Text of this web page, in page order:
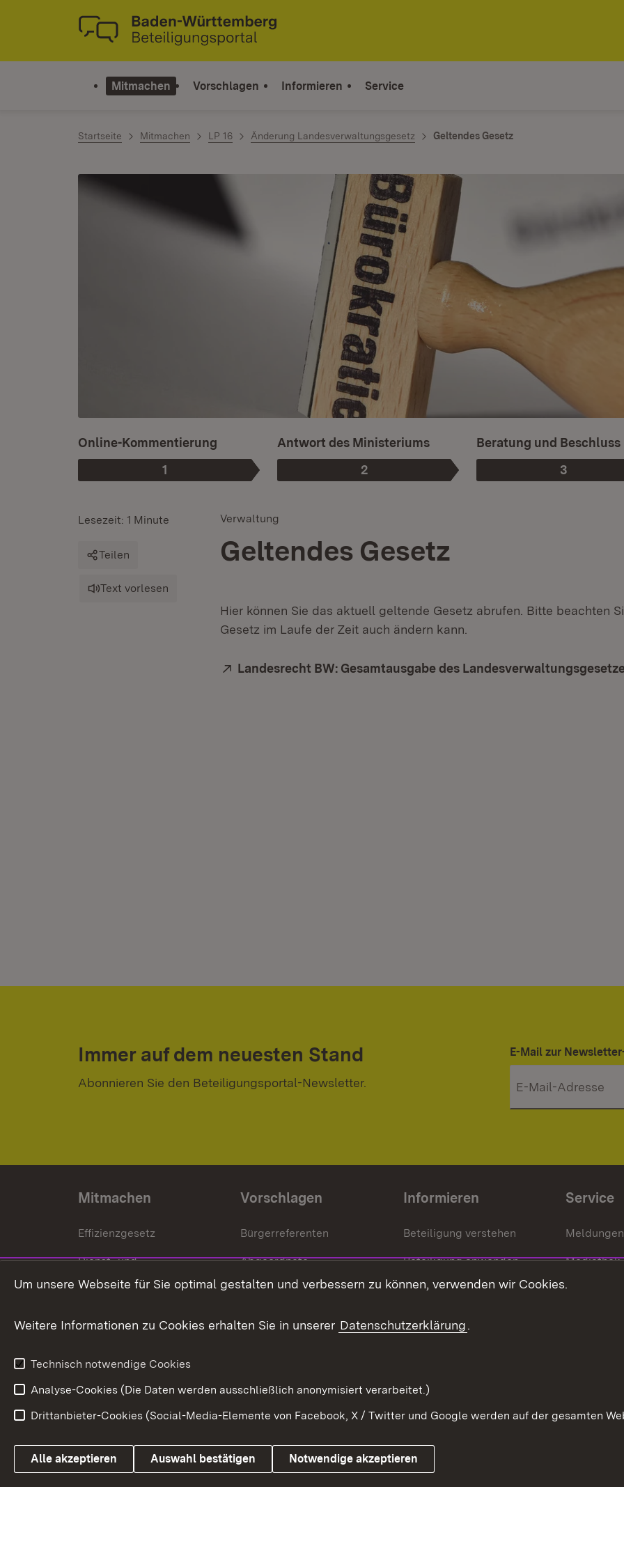
Zum Inhalt springen
Link zur Startseite
Mitmachen Vorschlagen Informieren Service
Startseite Mitmachen LP 16 Änderung Landesverwaltungsgesetz Geltendes Gesetz
Phase
1
:
Online-Kommentierung
Phase
2
:
Antwort des Ministeriums
Phase
3
:
Beratung und Beschluss
Verwaltung
Geltendes Gesetz
Lesezeit: 1 Minute
Teilen
Text vorlesen
Hier können Sie das aktuell geltende Gesetz abrufen. Bitte beachten
Gesetz im Laufe der Zeit auch ändern kann.
Extern:
Landesrecht BW: Gesamtausgabe des
Immer auf dem neuesten Stand
Abonnieren Sie den Beteiligungsportal-Newsletter.
E-Mail zur
Mitmachen
Effizienzgesetz
Dienst- und
Versorgungsbezüge
Weitere
Vorschlagen
Bürgerreferenten
Abgeordnete
Bürgerbeauftragte
Informieren
Beteiligung verstehen
Beteiligung anwenden
Beteiligung stärken
Service
Meldungen
Mediathek
Link zum Landesportal
Impressum Kontakt
Um unsere Webseite für Sie optimal gestalten und verbessern zu können, verwenden wir Cookies.
Weitere Informationen zu Cookies erhalten Sie in unserer Datenschutzerklärung.
Technisch notwendige Cookies
Analyse-Cookies (Die Daten werden ausschließlich anonymisiert verarbeitet.)
Drittanbieter-Cookies (Social-Media-Elemente von Facebook, X / Twitter und Google werden auf der gesamten
Alle akzeptieren Auswahl bestätigen Notwendige akzeptieren